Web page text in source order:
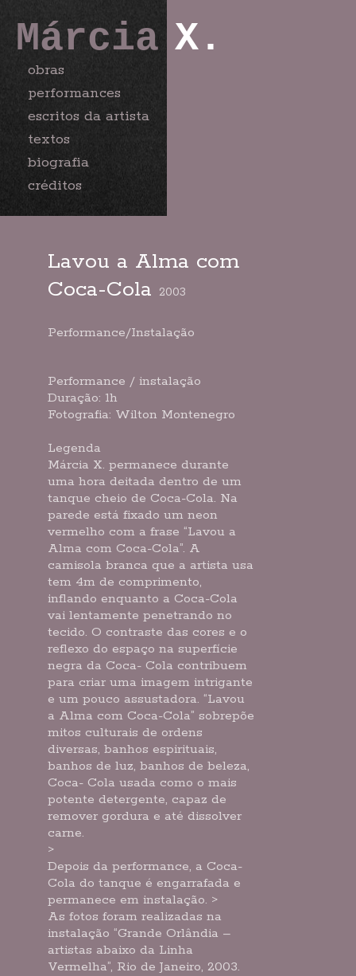
Márcia
obras
performances
escritos da artista
textos
biografia
créditos
X.
Lavou a Alma com
Coca-Cola
2003
Performance/Instalação
Performance / instalação
Duração: 1h
Fotografia: Wilton Montenegro
Legenda
Márcia X. permanece durante
uma hora deitada dentro de um
tanque cheio de Coca-Cola. Na
parede está fixado um neon
vermelho com a frase “Lavou a
Alma com Coca-Cola”. A
camisola branca que a artista usa
tem 4m de comprimento,
inflando enquanto a Coca-Cola
vai lentamente penetrando no
tecido. O contraste das cores e o
reflexo do espaço na superfície
negra da Coca- Cola contribuem
para criar uma imagem intrigante
e um pouco assustadora. “Lavou
a Alma com Coca-Cola” sobrepõe
mitos culturais de ordens
diversas, banhos espirituais,
banhos de luz, banhos de beleza,
Coca- Cola usada como o mais
potente detergente, capaz de
remover gordura e até dissolver
carne.
>
Depois da performance, a Coca-
Cola do tanque é engarrafada e
permanece em instalação. >
As fotos foram realizadas na
instalação “Grande Orlândia –
artistas abaixo da Linha
Vermelha”, Rio de Janeiro, 2003.